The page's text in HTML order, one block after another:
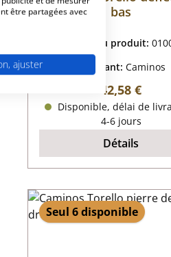
bas
Référence du produit:
Fabricant:Caminos
Prix régulier :
42,58 €
Disponible, délai de
4-6 jours
Détails
Seul 6 disponible
être partagées avec
ajuster